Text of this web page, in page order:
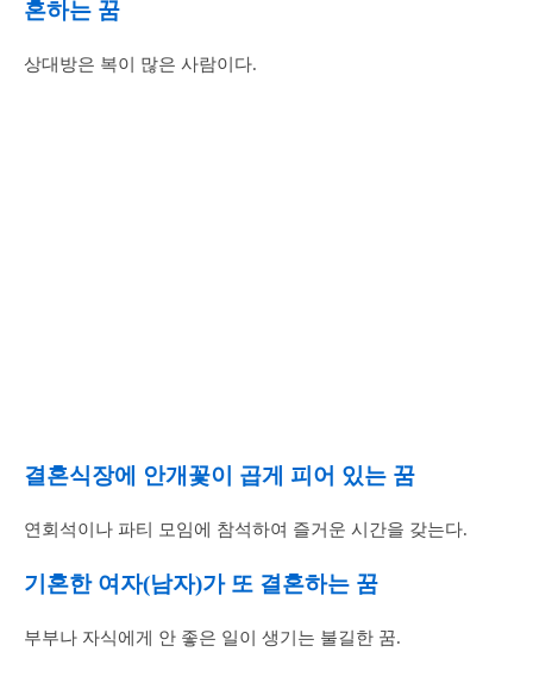
혼하는 꿈
상대방은 복이 많은 사람이다.
결혼식장에 안개꽃이 곱게 피어 있는 꿈
연회석이나 파티 모임에 참석하여 즐거운 시간을 갖는다.
기혼한 여자(남자)가 또 결혼하는 꿈
부부나 자식에게 안 좋은 일이 생기는 불길한 꿈.